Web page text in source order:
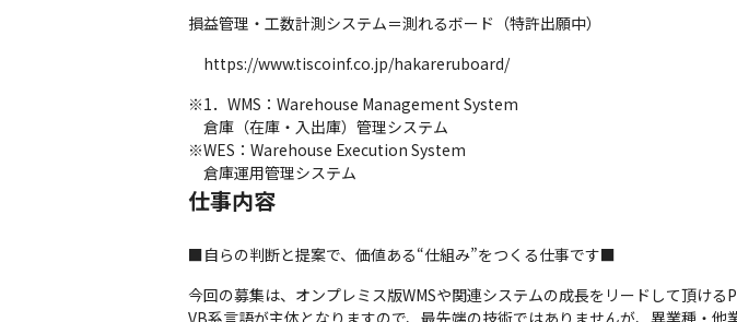
損益管理・工数計測システム＝測れるボード（特許出願中）
https://www.tiscoinf.co.jp/hakareruboard/
※1．WMS：Warehouse Management System
倉庫（在庫・入出庫）管理システム
※WES：Warehouse Execution System
倉庫運用管理システム
仕事内容
■自らの判断と提案で、価値ある“仕組み”をつくる仕事です■
今回の募集は、オンプレミス版WMSや関連システムの成長をリードして頂ける
VB系言語が主体となりますので、最先端の技術ではありませんが、異業種・